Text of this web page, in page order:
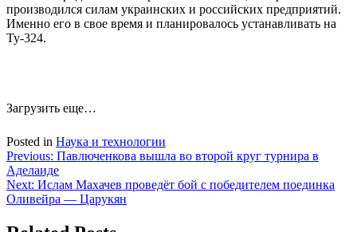
производился силам украинских и российских предприятий.
Именно его в свое время и планировалось устанавливать на
Ту-324.
Загрузить еще…
Posted in Наука и технологии
Навигация
по
записям
Previous: Павлюченкова вышла во второй круг турнира в
Аделаиде
Next: Ислам Махачев проведёт бой с победителем поединка
Оливейра — Царукян